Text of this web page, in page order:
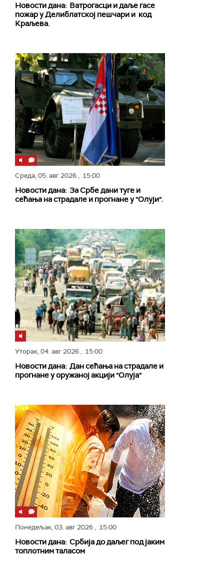
Новости дана: Ватрогасци и даље гасе
пожар у Делиблатској пешчари и код
Краљева.
Среда,05. авг 2026, 15:00
Новости дана: За Србе дани туге и
сећања на страдале и прогнане у "Олуји".
Уторак,04. авг 2026, 15:00
Новости дана: Дан сећања на страдале и
прогнане у оружаној акцији "Олуја"
Понедељак,03. авг 2026, 15:00
Новости дана: Србија до даљег под јаким
топлотним таласом